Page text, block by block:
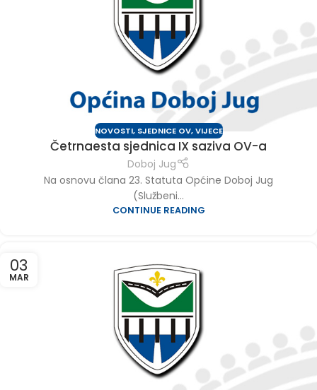
NOVOSTI, SJEDNICE OV,VIJECE
Četrnaesta sjednica IX saziva OV-a
Doboj Jug
Na osnovu člana 23. Statuta Općine Doboj Jug
(Službeni...
CONTINUE READING
03
MAR